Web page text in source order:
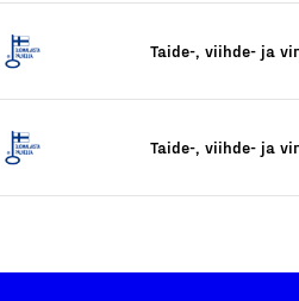
Taide-, viihde- ja
Taide-, viihde- ja